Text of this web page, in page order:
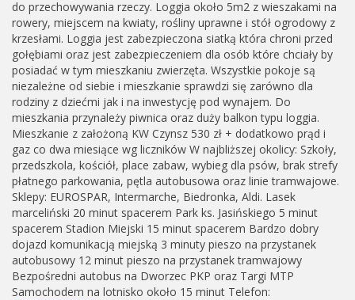
do przechowywania rzeczy. Loggia około 5m2 z wieszakami na
rowery, miejscem na kwiaty, rośliny uprawne i stół ogrodowy z
krzesłami. Loggia jest zabezpieczona siatką która chroni przed
gołębiami oraz jest zabezpieczeniem dla osób które chciały by
posiadać w tym mieszkaniu zwierzęta. Wszystkie pokoje są
niezależne od siebie i mieszkanie sprawdzi się zarówno dla
rodziny z dziećmi jak i na inwestycję pod wynajem. Do
mieszkania przynależy piwnica oraz duży balkon typu loggia.
Mieszkanie z założoną KW Czynsz 530 zł + dodatkowo prąd i
gaz co dwa miesiące wg liczników W najbliższej okolicy: Szkoły,
przedszkola, kościół, place zabaw, wybieg dla psów, brak strefy
płatnego parkowania, pętla autobusowa oraz linie tramwajowe.
Sklepy: EUROSPAR, Intermarche, Biedronka, Aldi. Lasek
marceliński 20 minut spacerem Park ks. Jasińskiego 5 minut
spacerem Stadion Miejski 15 minut spacerem Bardzo dobry
dojazd komunikacją miejską 3 minuty pieszo na przystanek
autobusowy 12 minut pieszo na przystanek tramwajowy
Bezpośredni autobus na Dworzec PKP oraz Targi MTP
Samochodem na lotnisko około 15 minut Telefon: